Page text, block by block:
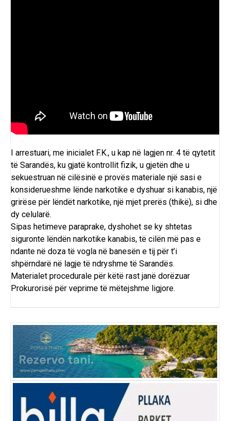
I arrestuari, me inicialet F.K., u kap në lagjen nr. 4 të qytetit
të Sarandës, ku gjatë kontrollit fizik, u gjetën dhe u
sekuestruan në cilësinë e provës materiale një sasi e
konsiderueshme lënde narkotike e dyshuar si kanabis, një
grirëse për lëndët narkotike, një mjet prerës (thikë), si dhe
dy celularë.
Sipas hetimeve paraprake, dyshohet se ky shtetas
siguronte lëndën narkotike kanabis, të cilën më pas e
ndante në doza të vogla në banesën e tij për t’i
shpërndarë në lagje të ndryshme të Sarandës.
Materialet procedurale për këtë rast janë dorëzuar
Prokurorisë për veprime të mëtejshme ligjore.